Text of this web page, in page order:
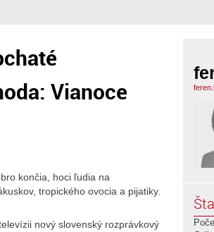
Vianoce
končia, hoci ľudia na
tropického ovocia a pijatiky.
nový slovenský rozprávkový